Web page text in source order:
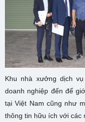
Khu nhà xưởng dịch
doanh nghiệp đến để
tại Việt Nam cũng như
thông tin hữu ích với các